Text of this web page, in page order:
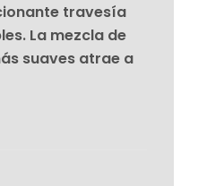
travesía
La mezcla de
suaves atrae a